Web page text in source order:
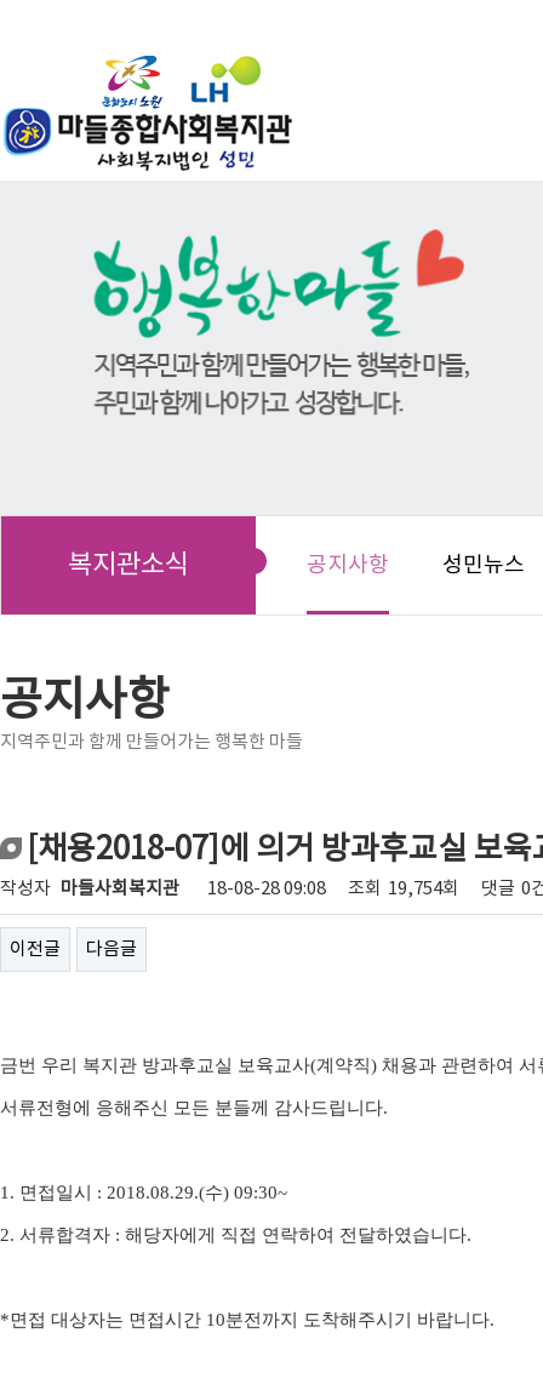
복지관소식 공지사항 성민뉴스
공지사항
지역주민과 함께 만들어가는 행복한 마들
[채용2018-07]에 의거 방과후교실 보
작성자 마들사회복지관 18-08-28 09:08 조회 19,754회 댓글 0
이전글 다음글
금번 우리 복지관 방과후교실 보육교사(계약직) 채용과 관련하여
서류전형에 응해주신 모든 분들께 감사드립니다.
1. 면접일시 : 2018.08.29.(수) 09:30~
2. 서류합격자 : 해당자에게 직접 연락하여 전달하였습니다.
*면접 대상자는 면접시간 10분전까지 도착해주시기 바랍니다.